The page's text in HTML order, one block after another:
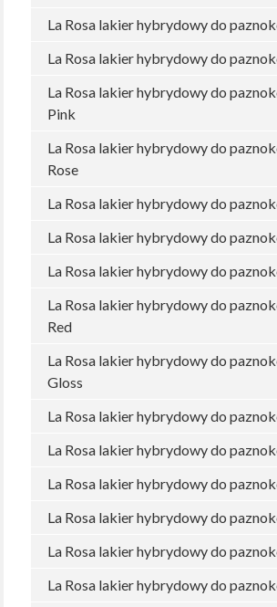
La Rosa lakier hybrydowy do
La Rosa lakier hybrydowy do
La Rosa lakier hybrydowy do
Pink
La Rosa lakier hybrydowy do
Rose
La Rosa lakier hybrydowy do
La Rosa lakier hybrydowy do
La Rosa lakier hybrydowy do
La Rosa lakier hybrydowy do
Red
La Rosa lakier hybrydowy do
Gloss
La Rosa lakier hybrydowy do
La Rosa lakier hybrydowy do
La Rosa lakier hybrydowy do
La Rosa lakier hybrydowy do
La Rosa lakier hybrydowy do
La Rosa lakier hybrydowy do